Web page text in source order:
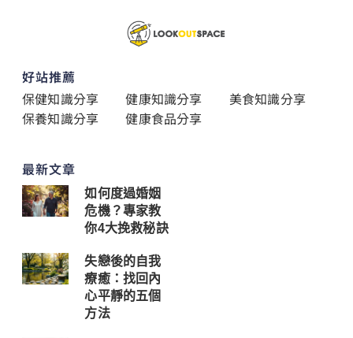
好站推薦
保健知識分享
健康知識分享
美食知識分享
保養知識分享
健康食品分享
最新文章
如何度過婚姻
危機？專家教
你4大挽救秘訣
失戀後的自我
療癒：找回內
心平靜的五個
方法